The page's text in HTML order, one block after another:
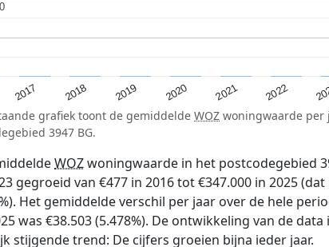
2017 2018 2019 2020 2021 2022
grafiek toont de gemiddelde WOZ woningwaarde per
3947 BG.
WOZwoningwaarde in het postcodegebied
gegroeid van €477 in 2016 tot €347.000 in 2025
Het gemiddelde verschil per jaar over de hele
was €38.503 (5.478%). De ontwikkeling van de
stijgende trend: De cijfers groeien bijna ieder jaar.